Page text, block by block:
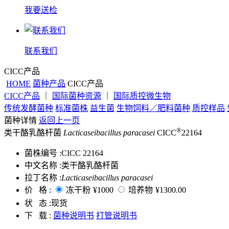
我要送检
联系我们
CICC产品
HOME 菌种产品 CICC产品
CICC产品
国际菌种资源
国际质控微生物
传统发酵菌种 标准菌株 益生菌 生物饲料／肥料菌种 质控样品
菌种详情 返回上一页
类干酪乳酪杆菌 Lacticaseibacillus paracasei CICC®22164
菌株编号 :CICC 22164
中文名称 :类干酪乳酪杆菌
拉丁名称 :Lacticaseibacillus paracasei
价 格 :
冻干粉 ¥1000 培养物 ¥1300.00
状 态 :现货
下 载 : 菌种说明书 打管说明书